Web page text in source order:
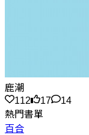
鹿潮
112
17
14
熱門書單
百合